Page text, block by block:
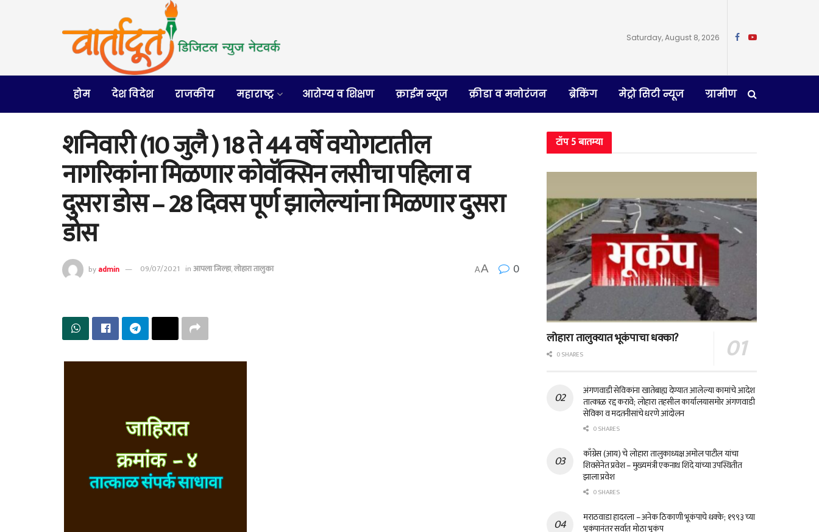
Saturday, August 8, 2026
होम देश विदेश राजकीय महाराष्ट्र आरोग्य व शिक्षण क्राईम न्यूज क्रीडा व मनोरंजन ब्रेकिंग मेट्रो सिटी न्यूज ग्रामीण
शनिवारी (10 जुलै ) 18 ते 44 वर्षे वयोगटातील
नागरिकांना मिळणार कोवॅक्सिन लसीचा पहिला व
दुसरा डोस – 28 दिवस पूर्ण झालेल्यांना मिळणार दुसरा
डोस
byadmin 09/07/2021 inआपला जिल्हा,लोहारा तालुका AA 0
टॉप 5 बातम्या
लोहारा तालुक्यात भूकंपाचा धक्का?
0 SHARES
अंगणवाडी सेविकांना खातेबाह्य देण्यात आलेल्या कामांचे आदेश
तात्काळ रद्द करावे; लोहारा तहसील कार्यालयासमोर अंगणवाडी
सेविका व मदतनीसांचे धरणे आंदोलन
0 SHARES
काँग्रेस (आय) चे लोहारा तालुकाध्यक्ष अमोल पाटील यांचा
शिवसेनेत प्रवेश – मुख्यमंत्री एकनाथ शिंदे यांच्या उपस्थितीत
झाला प्रवेश
0 SHARES
मराठवाडा हादरला – अनेक ठिकाणी भूकंपाचे धक्के; १९९३ च्या
भूकंपानंतर सर्वात मोठा भूकंप